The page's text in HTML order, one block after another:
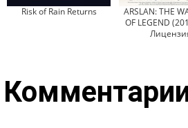
Risk of Rain Returns
ARSLAN: THE
OF LEGEND